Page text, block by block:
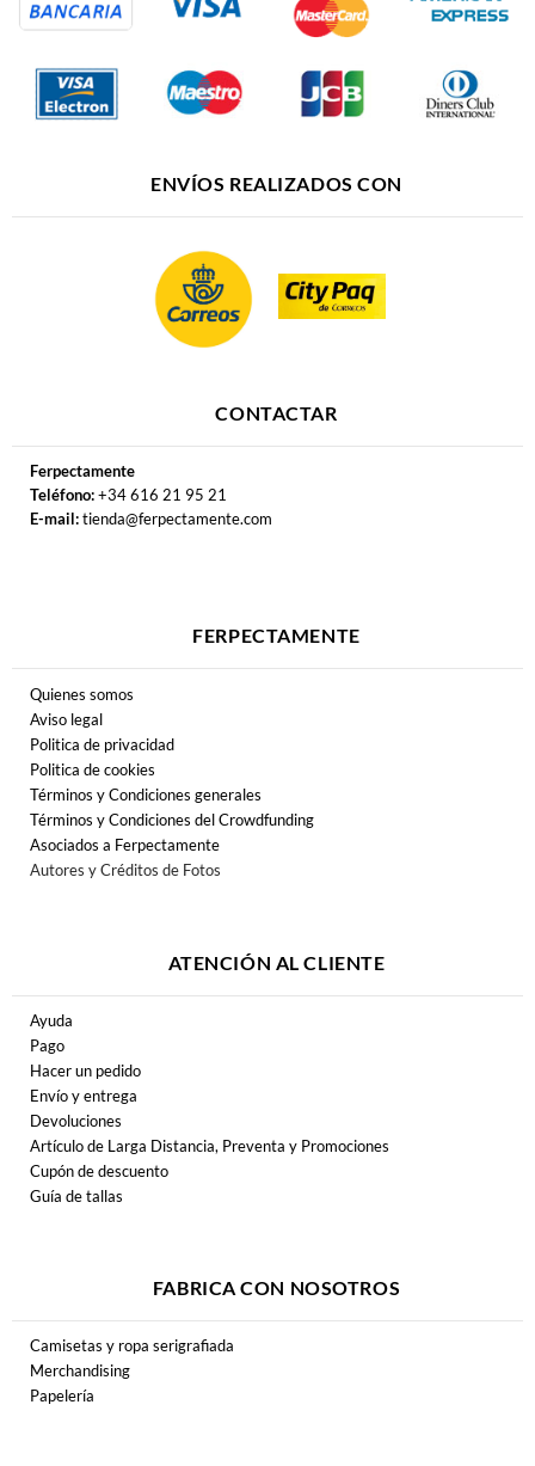
ENVÍOS REALIZADOS CON
CONTACTAR
Ferpectamente
Teléfono:+34 616 21 95 21
E-mail:tienda@ferpectamente.com
FERPECTAMENTE
Quienes somos
Aviso legal
Politica de privacidad
Politica de cookies
Términos y Condiciones generales
Términos y Condiciones del Crowdfunding
Asociados a Ferpectamente
Autores y Créditos de Fotos
ATENCIÓN AL CLIENTE
Ayuda
Pago
Hacer un pedido
Envío y entrega
Devoluciones
Artículo de Larga Distancia, Preventa y Promociones
Cupón de descuento
Guía de tallas
FABRICA CON NOSOTROS
Camisetas y ropa serigrafiada
Merchandising
Papelería